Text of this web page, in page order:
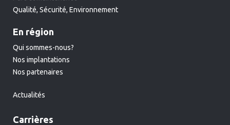
Qualité, Sécurité, Environnement
En région
Qui sommes-nous?
Nos implantations
Nos partenaires
Actualités
Carrières